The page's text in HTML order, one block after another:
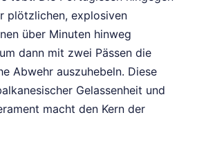
plötzlichen, explosiven
über Minuten hinweg
dann mit zwei Pässen die
Abwehr auszuhebeln. Diese
Gelassenheit und
macht den Kern der